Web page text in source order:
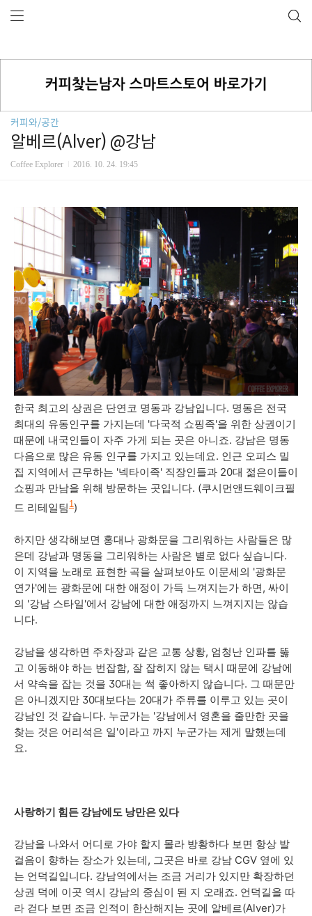
커피와/공간
알베르(Alver) @강남
Coffee Explorer 2016. 10. 24. 19:45
한국 최고의 상권은 단연코 명동과 강남입니다. 명동은 전국
최대의 유동인구를 가지는데 '다국적 쇼핑족'을 위한 상권이기
때문에 내국인들이 자주 가게 되는 곳은 아니죠. 강남은 명동
다음으로 많은 유동 인구를 가지고 있는데요. 인근 오피스 밀
집 지역에서 근무하는 '넥타이족' 직장인들과 20대 젊은이들이
쇼핑과 만남을 위해 방문하는 곳입니다. (쿠시먼앤드웨이크필
드 리테일팀 1)
하지만 생각해보면 홍대나 광화문을 그리워하는 사람들은 많
은데 강남과 명동을 그리워하는 사람은 별로 없다 싶습니다.
이 지역을 노래로 표현한 곡을 살펴보아도 이문세의 '광화문
연가'에는 광화문에 대한 애정이 가득 느껴지는가 하면, 싸이
의 '강남 스타일'에서 강남에 대한 애정까지 느껴지지는 않습
니다.
강남을 생각하면 주차장과 같은 교통 상황, 엄청난 인파를 뚫
고 이동해야 하는 번잡함, 잘 잡히지 않는 택시 때문에 강남에
서 약속을 잡는 것을 30대는 썩 좋아하지 않습니다. 그 때문만
은 아니겠지만 30대보다는 20대가 주류를 이루고 있는 곳이
강남인 것 같습니다. 누군가는 '강남에서 영혼을 줄만한 곳을
찾는 것은 어리석은 일'이라고 까지 누군가는 제게 말했는데
요.
사랑하기 힘든 강남에도 낭만은 있다
강남을 나와서 어디로 가야 할지 몰라 방황하다 보면 항상 발
걸음이 향하는 장소가 있는데, 그곳은 바로 강남 CGV 옆에 있
는 언덕길입니다. 강남역에서는 조금 거리가 있지만 확장하던
상권 덕에 이곳 역시 강남의 중심이 된 지 오래죠. 언덕길을 따
라 걷다 보면 조금 인적이 한산해지는 곳에 알베르(Alver)가